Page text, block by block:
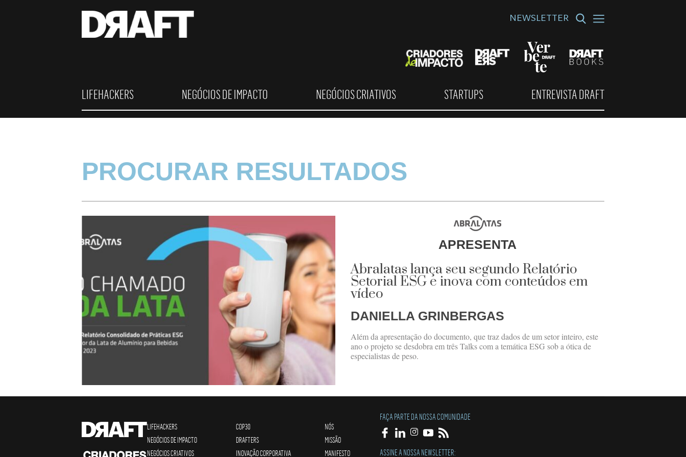
NEWSLETTER
LIFEHACKERS NEGÓCIOS DE IMPACTO NEGÓCIOS CRIATIVOS STARTUPS ENTREVISTA DRAFT
PROCURAR RESULTADOS
APRESENTA
Abralatas lança seu segundo Relatório
Setorial ESG e inova com conteúdos em
vídeo
DANIELLA GRINBERGAS
Além da apresentação do documento, que traz dados de um setor inteiro, este
ano o projeto se desdobra em três Talks com a temática ESG sob a ótica de
especialistas de peso.
LIFEHACKERS
NEGÓCIOS DE IMPACTO
NEGÓCIOS CRIATIVOS
COP30
DRAFTERS
INOVAÇÃO CORPORATIVA
NÓS
MISSÃO
MANIFESTO
FAÇA PARTE DA NOSSA COMUNIDADE
ASSINE A NOSSA NEWSLETTER: